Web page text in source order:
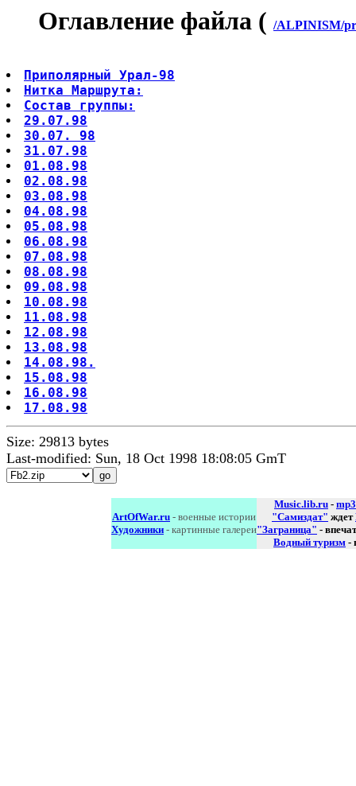
Оглавление файла ( /ALPINISM/
Приполярный Урал-98
Нитка Маршрута:
Состав группы:
29.07.98
30.07. 98
31.07.98
01.08.98
02.08.98
03.08.98
04.08.98
05.08.98
06.08.98
07.08.98
08.08.98
09.08.98
10.08.98
11.08.98
12.08.98
13.08.98
14.08.98.
15.08.98
16.08.98
17.08.98
Size: 29813 bytes
Last-modified: Sun, 18 Oct 1998 18:08:05 GmT
ArtOfWar.ru - военные истории
Художники - картинные галереи
Music.lib.ru - mp3
"Самиздат" ждет
"Заграница" -
Водный туризм -